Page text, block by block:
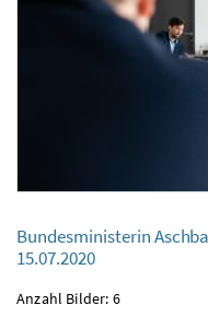
Bundesministerin Aschbacher
Bundesministerin
15.07.2020
Anzahl Bilder: 6